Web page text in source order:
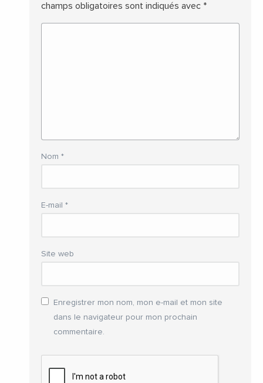
champs obligatoires sont indiqués avec *
Nom *
E-mail *
Site web
Enregistrer mon nom, mon e-mail et mon site
dans le navigateur pour mon prochain
commentaire.